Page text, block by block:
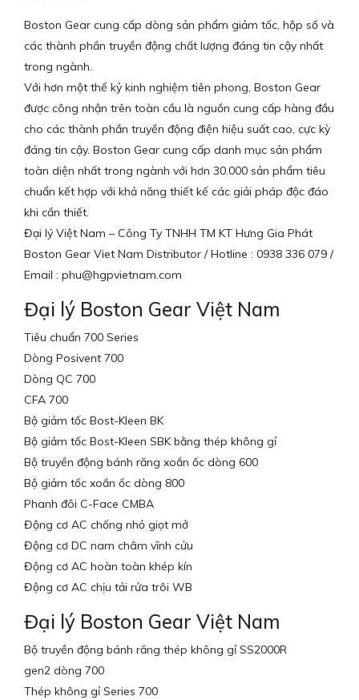
Boston Gear cung cấp dòng sản phẩm giảm tốc, hộp số và
các thành phần truyền động chất lượng đáng tin cậy nhất
trong ngành.
Với hơn một thế kỷ kinh nghiệm tiên phong, Boston Gear
được công nhận trên toàn cầu là nguồn cung cấp hàng đầu
cho các thành phần truyền động điện hiệu suất cao, cực kỳ
đáng tin cậy. Boston Gear cung cấp danh mục sản phẩm
toàn diện nhất trong ngành với hơn 30.000 sản phẩm tiêu
chuẩn kết hợp với khả năng thiết kế các giải pháp độc đáo
khi cần thiết.
Đại lý Việt Nam – Công Ty TNHH TM KT Hưng Gia Phát
Boston Gear Viet Nam Distributor / Hotline : 0938 336 079 /
Email : phu@hgpvietnam.com
Đại lý Boston Gear Việt Nam
Tiêu chuẩn 700 Series
Dòng Posivent 700
Dòng QC 700
CFA 700
Bộ giảm tốc Bost-Kleen BK
Bộ giảm tốc Bost-Kleen SBK bằng thép không gỉ
Bộ truyền động bánh răng xoắn ốc dòng 600
Bộ giảm tốc xoắn ốc dòng 800
Phanh đôi C-Face CMBA
Động cơ AC chống nhỏ giọt mở
Động cơ DC nam châm vĩnh cửu
Động cơ AC hoàn toàn khép kín
Động cơ AC chịu tải rửa trôi WB
Đại lý Boston Gear Việt Nam
Bộ truyền động bánh răng thép không gỉ SS2000R
gen2 dòng 700
Thép không gỉ Series 700